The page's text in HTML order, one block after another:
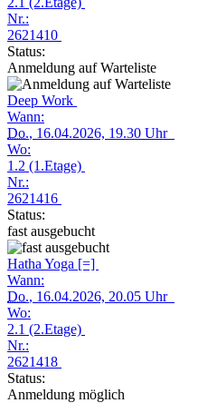
Nr.:
2621410
Status:
Anmeldung auf Warteliste
Deep Work
Wann:
Do., 16.04.2026, 19.30 Uhr
Wo:
1.2 (1.Etage)
Nr.:
2621416
Status:
fast ausgebucht
Hatha Yoga [=]
Wann:
Do., 16.04.2026, 20.05 Uhr
Wo:
2.1 (2.Etage)
Nr.:
2621418
Status:
Anmeldung möglich